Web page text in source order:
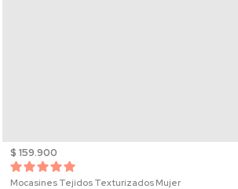
$ 159.900
Mocasines Tejidos Texturizados Mujer